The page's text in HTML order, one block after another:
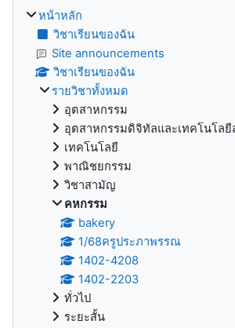
หน้าหลัก
วิชาเรียนของฉัน
Site announcements
วิชาเรียนของฉัน
รายวิชาทั้งหมด
อุตสาหกรรม
อุตสาหกรรมดิจิทัลและเทคโนโลยี
เทคโนโลยี
พาณิชยกรรม
วิชาสามัญ
คหกรรม
bakery
1/68ครูประภาพรรณ
1402-4208
1402-2203
ทั่วไป
ระยะสั้น